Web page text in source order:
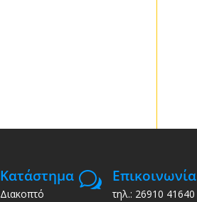
Κατάστημα
Διακοπτό
w Επικοινωνία
τηλ.: 26910 41640